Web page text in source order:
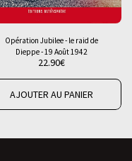
Opération Jubilee - le raid de
Dieppe - 19 Août 1942
22.90€
AJOUTER AU PANIER